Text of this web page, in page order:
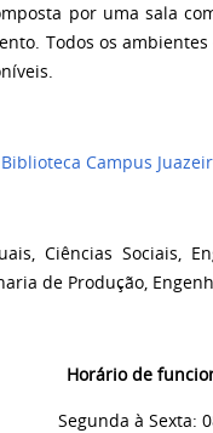
por uma sala
Todos os
Biblioteca Campus
Ciências Sociais,
de Produção,
Horário de
Segunda à Sexta: